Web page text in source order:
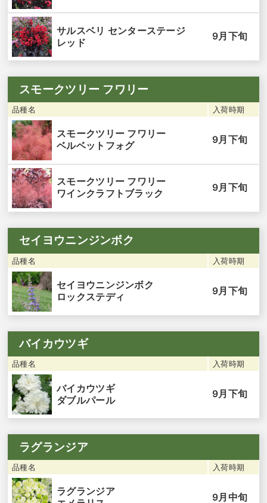
サルスベリ センターステージ
レッド
9月下旬
スモークツリー フワリー
品種名 入荷時期
スモークツリー フワリー
ベルベットフォグ
9月下旬
スモークツリー フワリー
ワインクラフトブラック
9月下旬
セイヨウニンジンボク
品種名 入荷時期
セイヨウニンジンボク
ロックステディ
9月下旬
バイカウツギ
品種名 入荷時期
バイカウツギ
ダブルパール
9月下旬
ラグランジア
品種名 入荷時期
ラグランジア
9月中旬